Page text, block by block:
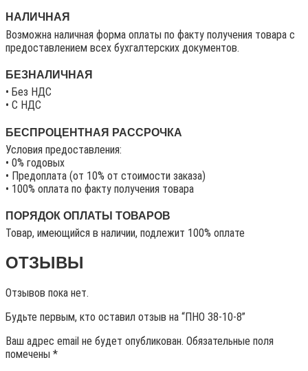
НАЛИЧНАЯ
Возможна наличная форма оплаты по факту получения товара с
предоставлением всех бухгалтерских документов.
БЕЗНАЛИЧНАЯ
• Без НДС
• C НДС
БЕСПРОЦЕНТНАЯ РАССРОЧКА
Условия предоставления:
• 0% годовых
• Предоплата (от 10% от стоимости заказа)
• 100% оплата по факту получения товара
ПОРЯДОК ОПЛАТЫ ТОВАРОВ
Товар, имеющийся в наличии, подлежит 100% оплате
ОТЗЫВЫ
Отзывов пока нет.
Будьте первым, кто оставил отзыв на “ПНО 38-10-8”
Ваш адрес email не будет опубликован. Обязательные поля
помечены *